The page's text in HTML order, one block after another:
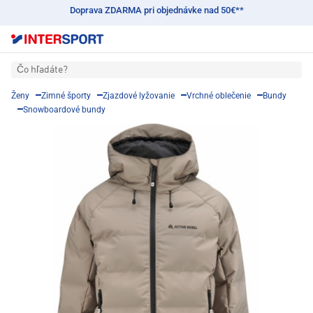
Doprava ZDARMA pri objednávke nad 50€**
Čo hľadáte?
Ženy Zimné športy Zjazdové lyžovanie Vrchné oblečenie
Bundy
Snowboardové bundy